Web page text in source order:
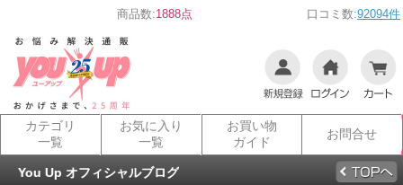
商品数:1888点 口コミ数:92094件
カテゴリ
一覧
お気に入り
一覧
お買い物
ガイド
お問合せ
You Up オフィシャルブログ